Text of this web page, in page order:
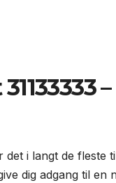
i langt de fleste
dig adgang til en